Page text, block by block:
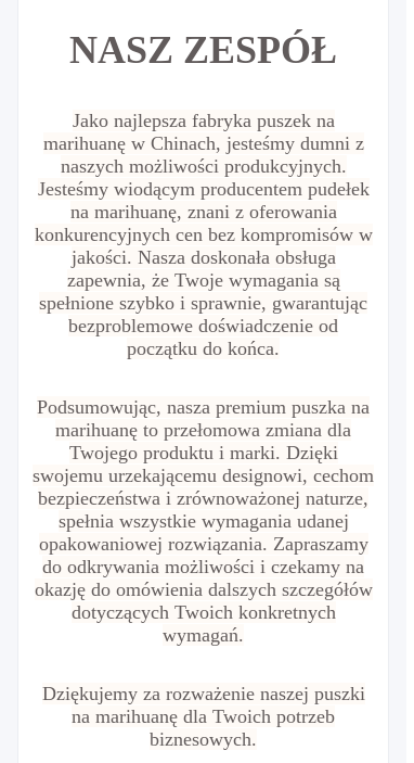
NASZ ZESPÓŁ
Jako najlepsza fabryka puszek na
marihuanę w Chinach, jesteśmy dumni z
naszych możliwości produkcyjnych.
Jesteśmy wiodącym producentem pudełek
na marihuanę, znani z oferowania
konkurencyjnych cen bez kompromisów w
jakości. Nasza doskonała obsługa
zapewnia, że Twoje wymagania są
spełnione szybko i sprawnie, gwarantując
bezproblemowe doświadczenie od
początku do końca.
Podsumowując, nasza premium puszka na
marihuanę to przełomowa zmiana dla
Twojego produktu i marki. Dzięki
swojemu urzekającemu designowi, cechom
bezpieczeństwa i zrównoważonej naturze,
spełnia wszystkie wymagania udanej
opakowaniowej rozwiązania. Zapraszamy
do odkrywania możliwości i czekamy na
okazję do omówienia dalszych szczegółów
dotyczących Twoich konkretnych
wymagań.
Dziękujemy za rozważenie naszej puszki
na marihuanę dla Twoich potrzeb
biznesowych.